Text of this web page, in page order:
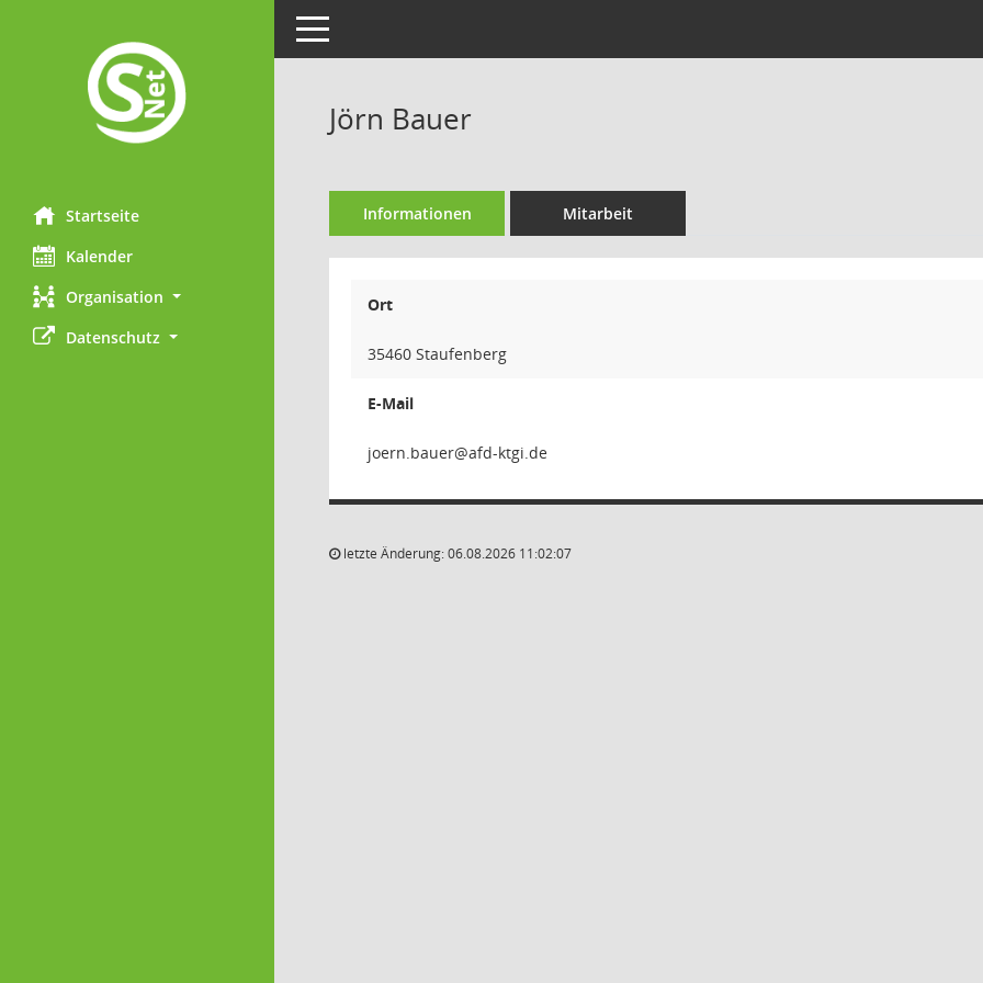
Startseite
Kalender
Organisation
Datenschutz
Toggle navigation
Jörn Bauer
Informationen Mitarbeit
Ort
35460 Staufenberg
E-Mail
reuab
letzte Änderung: 06.08.2026 11:02:07